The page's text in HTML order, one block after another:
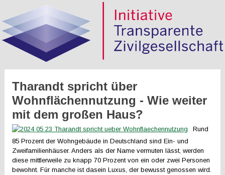
Tharandt spricht über
Wohnflächennutzung - Wie weiter
mit dem großen Haus?
Rund
85 Prozent der Wohngebäude in Deutschland sind Ein- und
Zweifamilienhäuser. Anders als der Name vermuten lässt, werden
diese mittlerweile zu knapp 70 Prozent von ein oder zwei Personen
bewohnt. Für manche ist dasein Luxus, der bewusst genossen wird.